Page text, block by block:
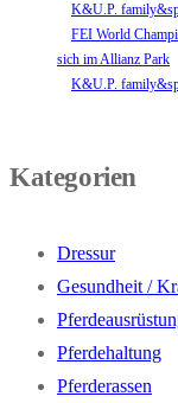
K&U.P.
FEI World
sich im Allianz Park
K&U.P.
Kategorien
Dressur
Gesundheit /
Pferdehaltung
Pferderassen